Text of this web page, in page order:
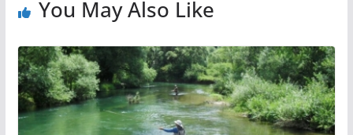
You May Also Like